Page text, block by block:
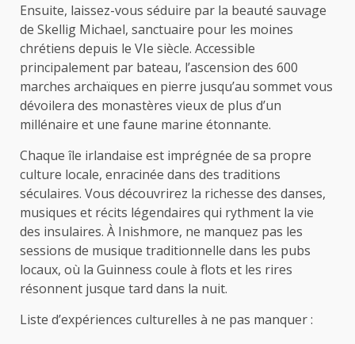
Ensuite, laissez-vous séduire par la beauté sauvage
de Skellig Michael, sanctuaire pour les moines
chrétiens depuis le VIe siècle. Accessible
principalement par bateau, l’ascension des 600
marches archaïques en pierre jusqu’au sommet vous
dévoilera des monastères vieux de plus d’un
millénaire et une faune marine étonnante.
Chaque île irlandaise est imprégnée de sa propre
culture locale, enracinée dans des traditions
séculaires. Vous découvrirez la richesse des danses,
musiques et récits légendaires qui rythment la vie
des insulaires. À Inishmore, ne manquez pas les
sessions de musique traditionnelle dans les pubs
locaux, où la Guinness coule à flots et les rires
résonnent jusque tard dans la nuit.
Liste d’expériences culturelles à ne pas manquer :